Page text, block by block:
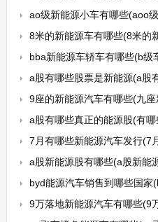
ao级新能源小车有哪些(aoo
8米的新能源车有哪些(8米的
bba新能源车轿车有哪些(b级
a股有哪些股票是新能源(a股
9座的新能源汽车有哪些(九
a股有哪些真正的能源股(有
7月有哪些新能源汽车发行(7
a股新能源股有哪些(a股新能
byd能源汽车销售到哪些国家
9万落地新能源汽车有哪些(9